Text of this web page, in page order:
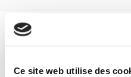
Ce site web utilise des
Formats